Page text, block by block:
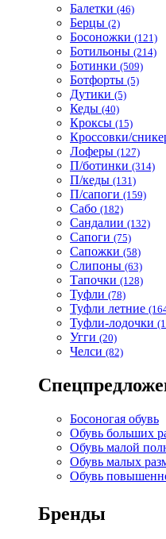
Балетки (46)
Берцы (2)
Босоножки (121)
Ботильоны (214)
Ботинки (509)
Ботфорты (5)
Дутики (5)
Кеды (40)
Кроксы (15)
Кроссовки/
Лоферы (127)
П/ботинки (314)
П/кеды (131)
П/сапоги (159)
Сабо (182)
Сандалии (132)
Сапоги (75)
Сапожки (58)
Слипоны (63)
Тапочки (128)
Туфли (78)
Туфли летние
Туфли-лодочки
Угги (20)
Челси (82)
Босоногая обувь
Обувь больших
Обувь малой
Обувь малых
Обувь
Бренды